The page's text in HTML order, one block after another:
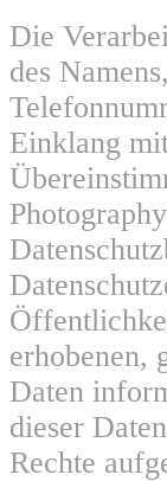
Die
des
Einklang
erhobenen,
Daten
dieser
Rechte